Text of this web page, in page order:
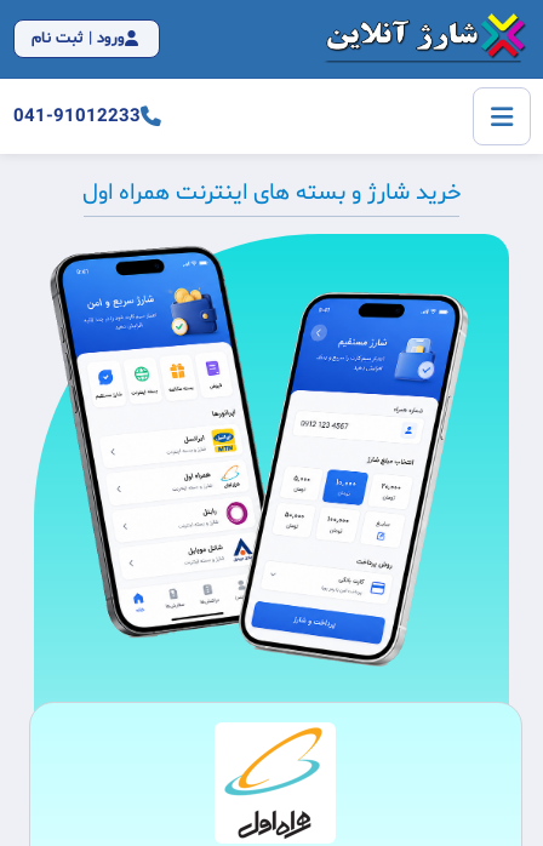
ورود | ثبت نام
041-91012233
خرید شارژ و بسته های اینترنت همراه اول